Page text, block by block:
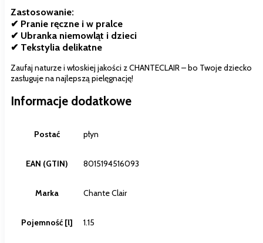
Zastosowanie:
✔ Pranie ręczne i w pralce
✔ Ubranka niemowląt i dzieci
✔ Tekstylia delikatne
Zaufaj naturze i włoskiej jakości z CHANTECLAIR – bo Twoje dziecko
zasługuje na najlepszą pielęgnację!
Informacje dodatkowe
Postać płyn
EAN (GTIN) 8015194516093
Marka Chante Clair
Pojemność [l] 1.15